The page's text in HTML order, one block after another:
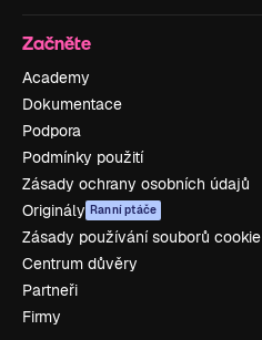
Začněte
Academy
Dokumentace
Podpora
Podmínky použití
Zásady ochrany osobních údajů
Originály Ranní ptáče
Zásady používání souborů cookie
Centrum důvěry
Partneři
Firmy